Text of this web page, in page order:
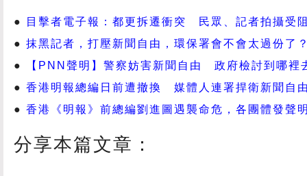
目擊者電子報：都更拆遷衝突 民眾、記者拍攝受
抹黑記者，打壓新聞自由，環保署會不會太過份了
【PNN聲明】警察妨害新聞自由 政府檢討到哪裡
香港明報總編日前遭撤換 媒體人連署捍衛新聞自
香港《明報》前總編劉進圖遇襲命危，各團體發聲
分享本篇文章：